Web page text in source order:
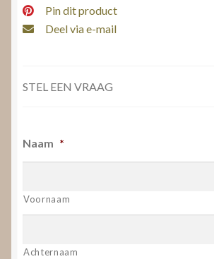
Pin dit product
Deel via e-mail
STEL EEN VRAAG
Naam *
Voornaam
Achternaam